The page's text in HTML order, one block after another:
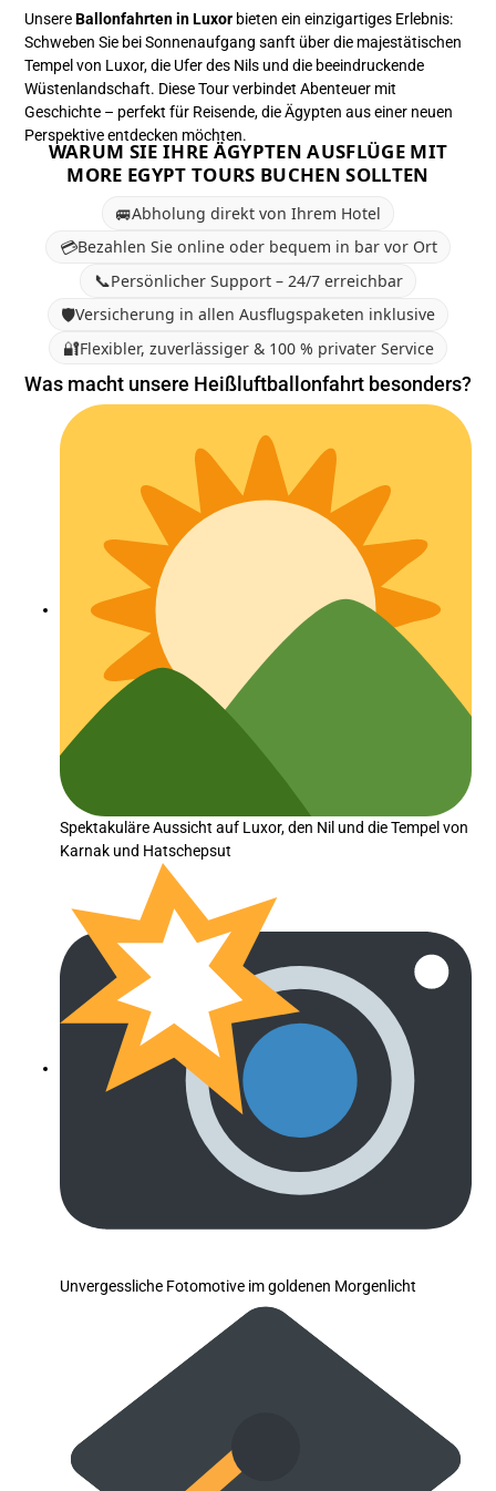
UnsereBallonfahrten in Luxor bieten ein einzigartiges Erlebnis:
Schweben Sie bei Sonnenaufgang sanft über die majestätischen
Tempel von Luxor, die Ufer des Nils und die beeindruckende
Wüstenlandschaft. Diese Tour verbindet Abenteuer mit
Geschichte – perfekt für Reisende, die Ägypten aus einer neuen
Perspektive entdecken möchten.
WARUM SIE IHRE ÄGYPTEN AUSFLÜGE MIT
MORE EGYPT TOURS BUCHEN SOLLTEN
🚐Abholung direkt von Ihrem Hotel
💳Bezahlen Sie online oder bequem in bar vor Ort
📞Persönlicher Support – 24/7 erreichbar
🛡️Versicherung in allen Ausflugspaketen inklusive
🔐Flexibler, zuverlässiger & 100 % privater Service
Was macht unsere Heißluftballonfahrt besonders?
Spektakuläre Aussicht auf Luxor, den Nil und die Tempel von
Karnak und Hatschepsut
Unvergessliche Fotomotive im goldenen Morgenlicht